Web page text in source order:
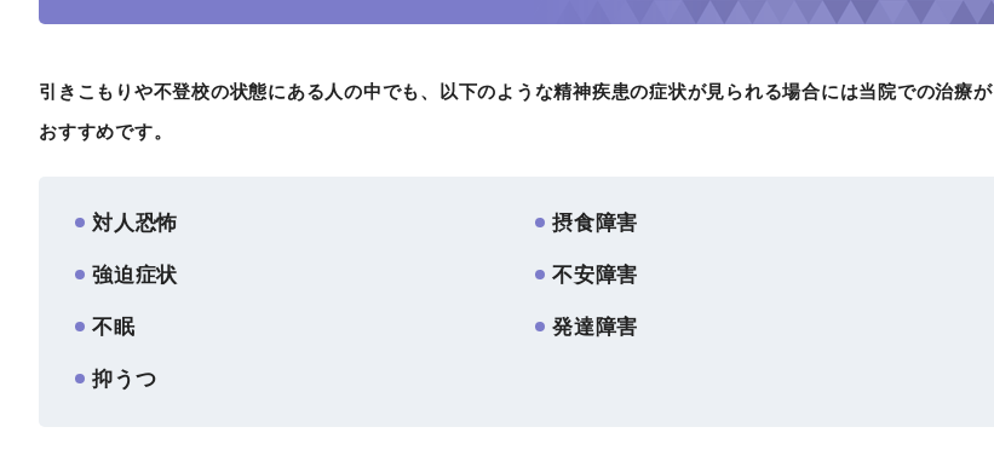
引きこもりや不登校の状態にある人の中でも、以下のような精神疾患の症状が見られる場合には当院での治療が
おすすめです。
対人恐怖
強迫症状
不眠
抑うつ
摂食障害
不安障害
発達障害